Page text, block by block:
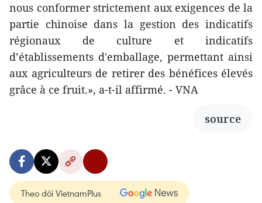
nous conformer strictement aux exigences de la
partie chinoise dans la gestion des indicatifs
régionaux de culture et indicatifs
d’établissements d'emballage, permettant ainsi
aux agriculteurs de retirer des bénéfices élevés
grâce à ce fruit.», a-t-il affirmé. - VNA
source
Theo dõi VietnamPlus